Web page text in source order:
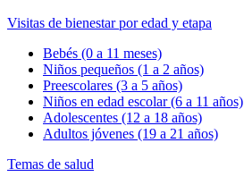
Visitas de bienestar por edad y etapa
Bebés (0 a 11 meses)
Niños pequeños (1 a 2 años)
Preescolares (3 a 5 años)
Niños en edad escolar (6 a 11 años)
Adolescentes (12 a 18 años)
Adultos jóvenes (19 a 21 años)
Temas de salud